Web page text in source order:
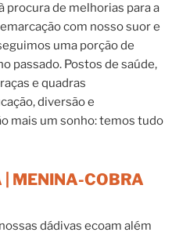
procura de melhorias para a
com nosso suor e
uma porção de
passado. Postos de saúde,
e quadras
diversão e
mais um sonho: temos tudo
| MENINA-COBRA
dádivas ecoam além